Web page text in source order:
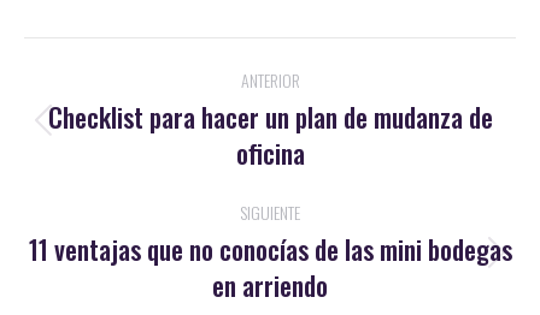
entre
publicaciones
ANTERIOR
Publicación
anterior:
Checklist para hacer un plan de mudanza de
oficina
SIGUIENTE
Publicación
siguiente:
11 ventajas que no conocías de las mini bodegas
en arriendo